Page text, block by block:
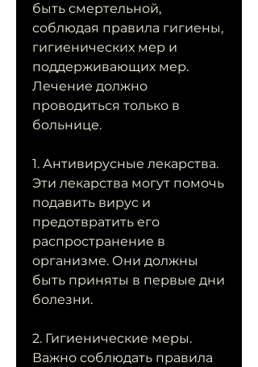
быть смертельной,
соблюдая правила гигиены,
гигиенических мер и
поддерживающих мер.
Лечение должно
проводиться только в
больнице.
1. Антивирусные лекарства.
Эти лекарства могут помочь
подавить вирус и
предотвратить его
распространение в
организме. Они должны
быть приняты в первые дни
болезни.
2. Гигиенические меры.
Важно соблюдать правила